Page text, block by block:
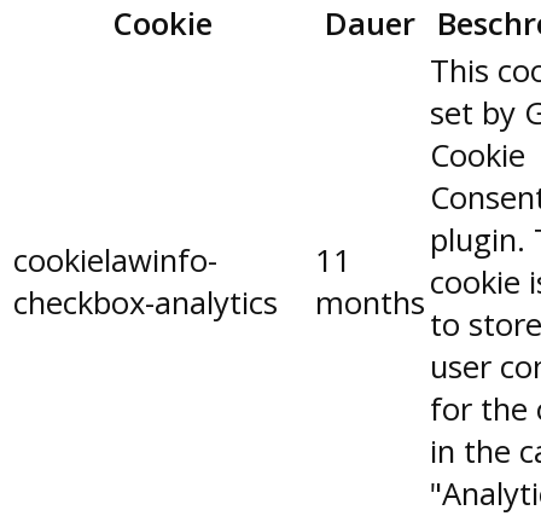
Cookie
Dauer
cookielawinfo-
checkbox-analytics
11
months
This
set by
Cookie
plugin.
cookie
to
user
for the
in the